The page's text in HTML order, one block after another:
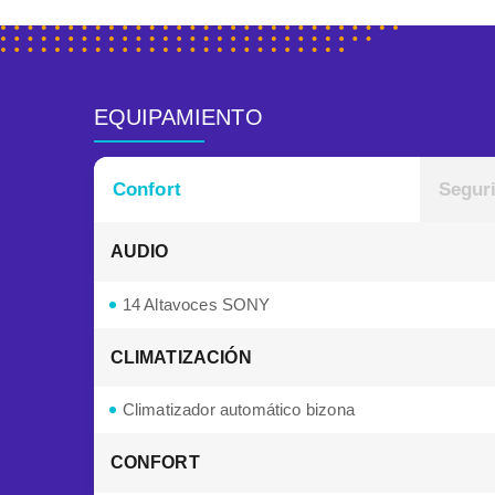
EQUIPAMIENTO
Confort
AUDIO
14 Altavoces SONY
CLIMATIZACIÓN
Climatizador automático bizona
CONFORT